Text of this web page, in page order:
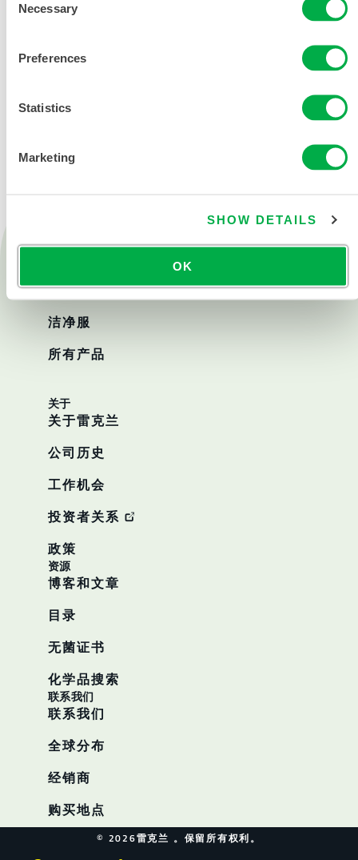
Selection
Necessary
Preferences
Statistics
Marketing
SHOW DETAILS
OK
化学防护
洁净服
所有产品
关于
关于雷克兰
公司历史
工作机会
投资者关系
政策
资源
博客和文章
目录
无菌证书
化学品搜索
联系我们
联系我们
全球分布
经销商
购买地点
© 2026雷克兰 。保留所有权利。